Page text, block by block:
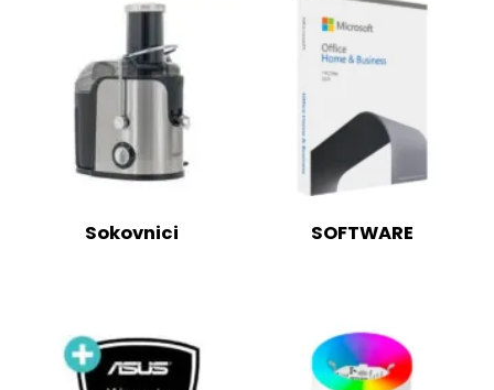
Sokovnici SOFTWARE